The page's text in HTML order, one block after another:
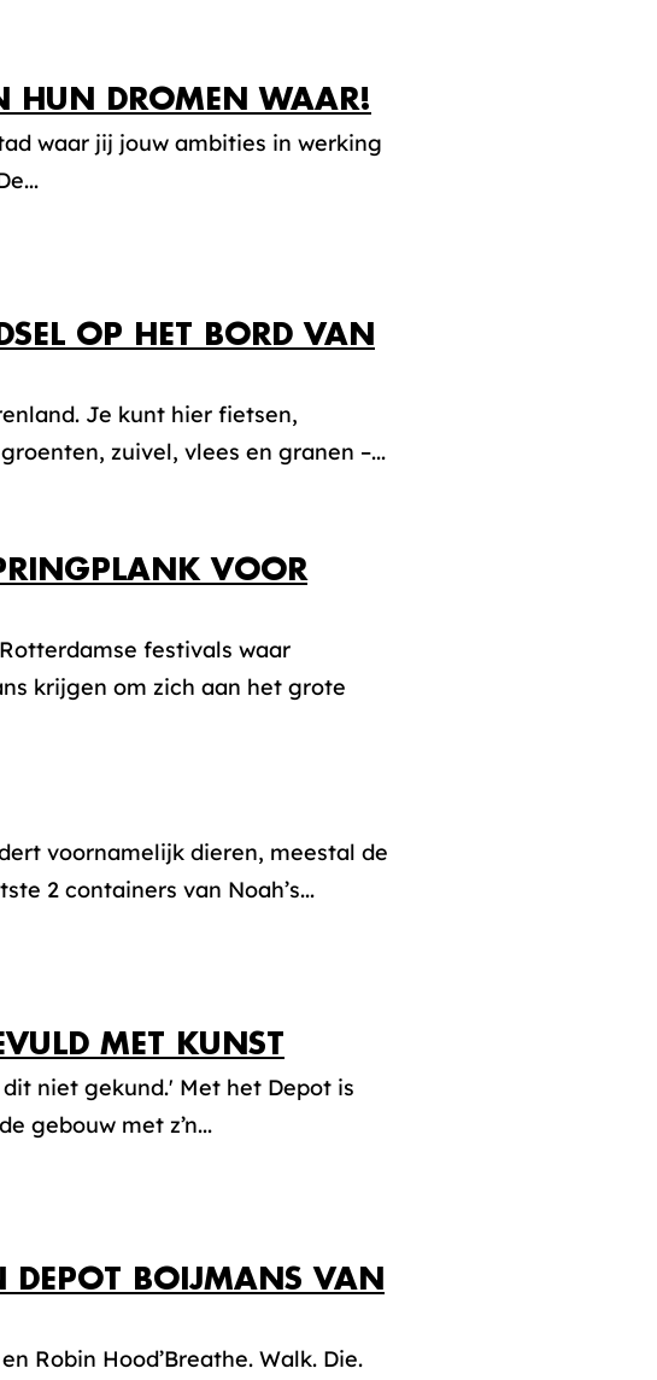
HUN DROMEN WAAR!
waar jij jouw ambities in werking
OP HET BORD VAN
Je kunt hier fietsen,
zuivel, vlees en granen –...
VOOR
festivals waar
krijgen om zich aan het grote
voornamelijk dieren, meestal de
2 containers van Noah’s...
MET KUNST
niet gekund.' Met het Depot is
gebouw met z’n...
BOIJMANS VAN
Robin Hood’Breathe. Walk. Die.